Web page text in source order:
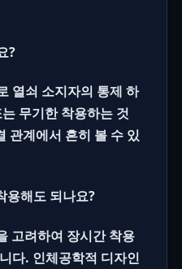
?
열쇠 소지자의 통제 하
무기한 착용하는 것
관계에서 흔히 볼 수 있
용해도 되나요?
고려하여 장시간 착용
다. 인체공학적 디자인